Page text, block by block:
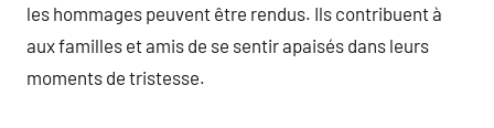
les hommages peuvent être rendus. Ils contribuent à
aux familles et amis de se sentir apaisés dans leurs
moments de tristesse.